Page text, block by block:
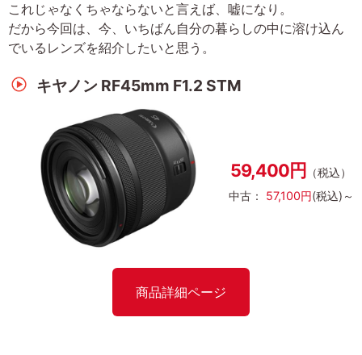
これじゃなくちゃならないと言えば、嘘になり。
だから今回は、今、いちばん自分の暮らしの中に溶け込ん
でいるレンズを紹介したいと思う。
キヤノン RF45mm F1.2 STM
59,400円 （税込）
中古： 57,100円(税込)～
商品詳細ページ